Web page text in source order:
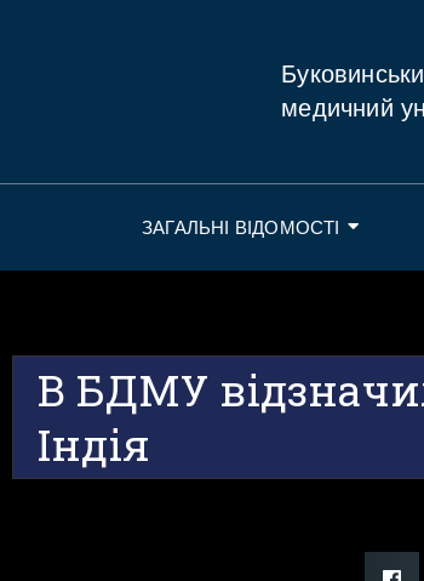
медичний
ЗАГАЛЬНІ ВІДОМОСТІ
В БДМУ
Індія